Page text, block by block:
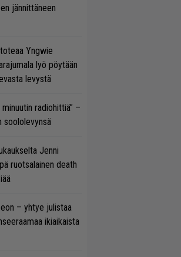
jännittäneen
Yngwie
lyö pöytään
levystä
radiohittiä” –
soololevynsä
Jenni
ruotsalainen death
– yhtye julistaa
ikiaikaista